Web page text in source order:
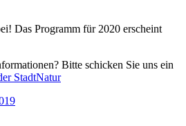
Das Programm für 2020 erscheint
Bitte schicken Sie uns ein
StadtNatur